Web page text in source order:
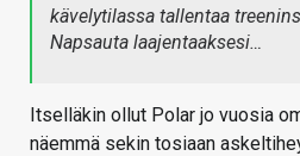
kävelytilassa tallentaa
Napsauta laajentaaksesi…
Itselläkin ollut Polar jo vuosia
näemmä sekin tosiaan